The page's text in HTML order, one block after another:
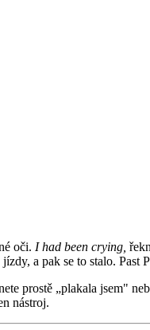
oči. I had been crying,
jízdy, a pak se to stalo. Past
prostě „plakala jsem"
nástroj.